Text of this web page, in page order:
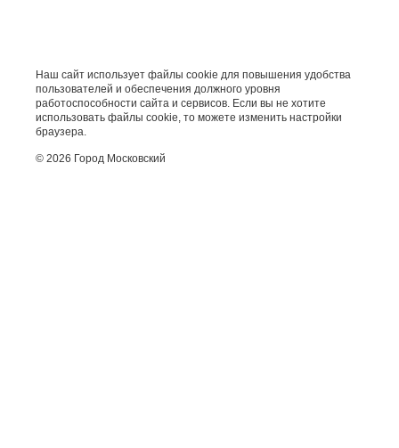
Наш сайт использует файлы cookie для повышения удобства
пользователей и обеспечения должного уровня
работоспособности сайта и сервисов. Если вы не хотите
использовать файлы cookie, то можете изменить настройки
браузера.
© 2026 Город Московский